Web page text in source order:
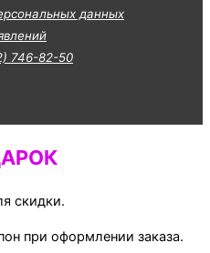
данных
746-82-50
скидки.
при оформлении заказа.